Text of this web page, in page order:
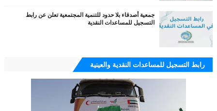
جمعية أصدقاء بلا حدود للتنمية المجتمعية تعلن عن رابط
التسجيل للمساعدات النقدية
رابط التسجيل للمساعدات النقدية والعينية